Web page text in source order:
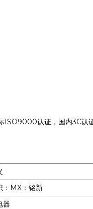
ISO9000认证，国内3C认证
：MX：铭新
器